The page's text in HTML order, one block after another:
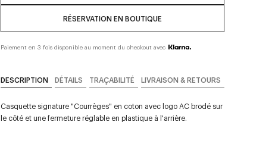
RÉSERVATION EN BOUTIQUE
Paiement en 3 fois disponible au moment du checkout avec
DESCRIPTION DÉTAILS TRAÇABILITÉ LIVRAISON & RETOURS
Casquette signature "Courrèges" en coton avec logo AC brodé sur
le côté et une fermeture réglable en plastique à l'arrière.